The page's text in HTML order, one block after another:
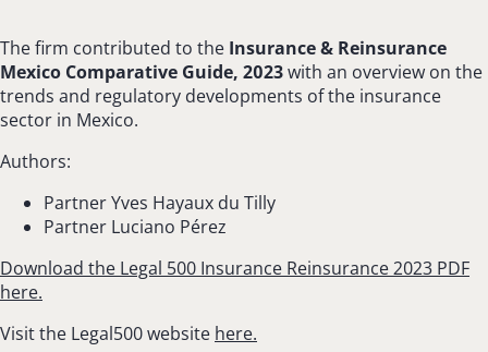
The firm contributed to the Insurance & Reinsurance
Mexico Comparative Guide, 2023with an overview on the
trends and regulatory developments of the insurance
sector in Mexico.
Authors:
Partner Yves Hayaux du Tilly
Partner Luciano Pérez
Download the Legal 500 Insurance Reinsurance 2023 PDF
here.
Visit the Legal500 website here.